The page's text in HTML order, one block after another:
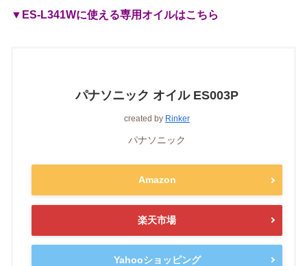
▼ES-L341Wに使える専用オイルはこちら
パナソニック オイル ES003P
created by Rinker
パナソニック
Amazon
楽天市場
Yahooショッピング